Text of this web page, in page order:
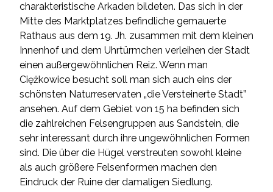
charakteristische Arkaden bildeten. Das sich in der
Mitte des Marktplatzes befindliche gemauerte
Rathaus aus dem 19. Jh. zusammen mit dem kleinen
Innenhof und dem Uhrtürmchen verleihen der Stadt
einen außergewöhnlichen Reiz. Wenn man
Ciężkowice besucht soll man sich auch eins der
schönsten Naturreservaten „die Versteinerte Stadt”
ansehen. Auf dem Gebiet von 15 ha befinden sich
die zahlreichen Felsengruppen aus Sandstein, die
sehr interessant durch ihre ungewöhnlichen Formen
sind. Die über die Hügel verstreuten sowohl kleine
als auch größere Felsenformen machen den
Eindruck der Ruine der damaligen Siedlung.